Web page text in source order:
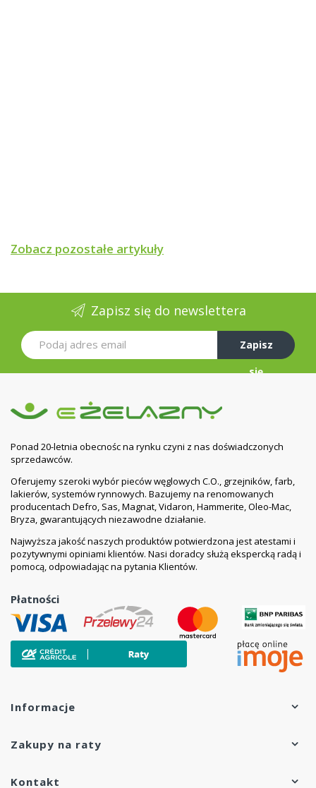
Zobacz pozostałe artykuły
Zapisz się do newslettera
Zapisz
się
Ponad 20-letnia obecnośc na rynku czyni z nas doświadczonych
sprzedawców.
Oferujemy szeroki wybór pieców węglowych C.O., grzejników, farb,
lakierów, systemów rynnowych. Bazujemy na renomowanych
producentach Defro, Sas, Magnat, Vidaron, Hammerite, Oleo-Mac,
Bryza, gwarantujących niezawodne działanie.
Najwyższa jakość naszych produktów potwierdzona jest atestami i
pozytywnymi opiniami klientów. Nasi doradcy służą ekspercką radą i
pomocą, odpowiadając na pytania Klientów.
Płatności
Informacje
Zakupy na raty
Kontakt